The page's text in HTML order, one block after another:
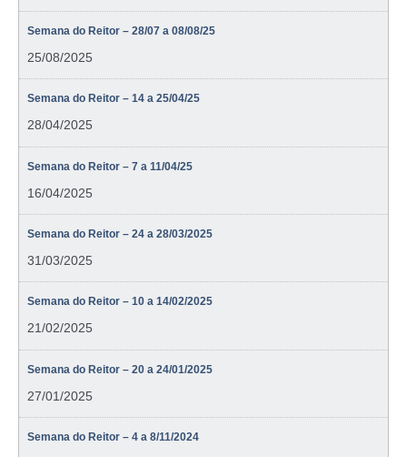
Semana do Reitor – 28/07 a 08/08/25
25/08/2025
Semana do Reitor – 14 a 25/04/25
28/04/2025
Semana do Reitor – 7 a 11/04/25
16/04/2025
Semana do Reitor – 24 a 28/03/2025
31/03/2025
Semana do Reitor – 10 a 14/02/2025
21/02/2025
Semana do Reitor – 20 a 24/01/2025
27/01/2025
Semana do Reitor – 4 a 8/11/2024